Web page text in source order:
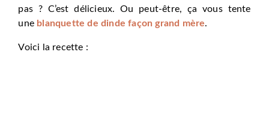
pas ? C’est délicieux. Ou peut-être, ça vous tente
une blanquette de dinde façon grand mère.
Voici la recette :